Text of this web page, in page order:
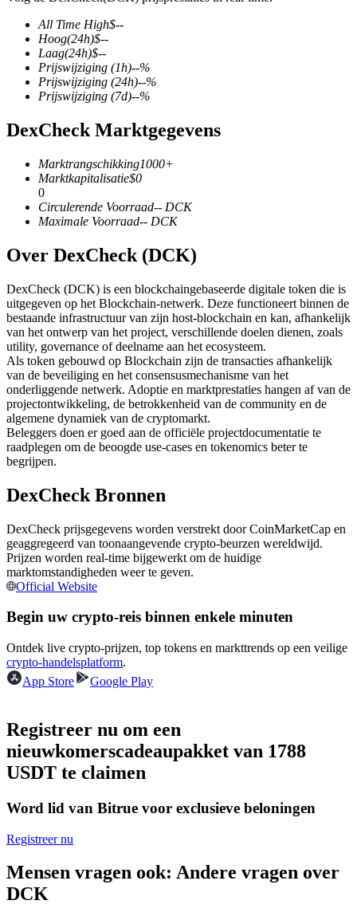
COIN-M-futures
Cryptocurrency-futures
TradFi
Derivaten voor aandelen, forex, edelmetalen en grondstoffen
USDC-futures
Futures met USDC als onderpand
Kopiëren Handel
Sluit je aan bij top traders
Word een Copy Trader
Geniet van winstdeling en copy trading commissies
All Time High$--
Hoog(24h)$--
Laag(24h)$--
Prijswijziging (1h)--%
Prijswijziging (24h)--%
Prijswijziging (7d)--%
DexCheck Marktgegevens
Marktrangschikking1000+
Marktkapitalisatie$0
0
Circulerende Voorraad-- DCK
Maximale Voorraad-- DCK
Over DexCheck (DCK)
DexCheck (DCK) is een blockchaingebaseerde digitale token die is
uitgegeven op het Blockchain-netwerk. Deze functioneert binnen de
bestaande infrastructuur van zijn host-blockchain en kan, afhankelijk
van het ontwerp van het project, verschillende doelen dienen, zoals
utility, governance of deelname aan het ecosysteem.
Als token gebouwd op Blockchain zijn de transacties afhankelijk
van de beveiliging en het consensusmechanisme van het
onderliggende netwerk. Adoptie en marktprestaties hangen af van de
projectontwikkeling, de betrokkenheid van de community en de
algemene dynamiek van de cryptomarkt.
Beleggers doen er goed aan de officiële projectdocumentatie te
raadplegen om de beoogde use-cases en tokenomics beter te
begrijpen.
DexCheck Bronnen
DexCheck prijsgegevens worden verstrekt door CoinMarketCap en
geaggregeerd van toonaangevende crypto-beurzen wereldwijd.
Prijzen worden real-time bijgewerkt om de huidige
marktomstandigheden weer te geven.
Official Website
Begin uw crypto-reis binnen enkele minuten
Ontdek live crypto-prijzen, top tokens en markttrends op een veilige
crypto-handelsplatform.
App Store
Google Play
Registreer nu om een
nieuwkomerscadeaupakket van 1788
USDT te claimen
Word lid van Bitrue voor exclusieve beloningen
Registreer nu
Mensen vragen ook: Andere vragen over
DCK